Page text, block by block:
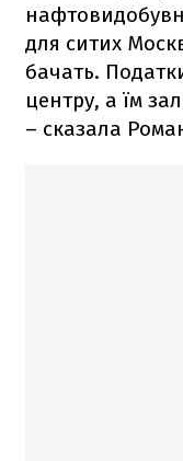
для ситих
бачать.
центру, а їм
– сказала